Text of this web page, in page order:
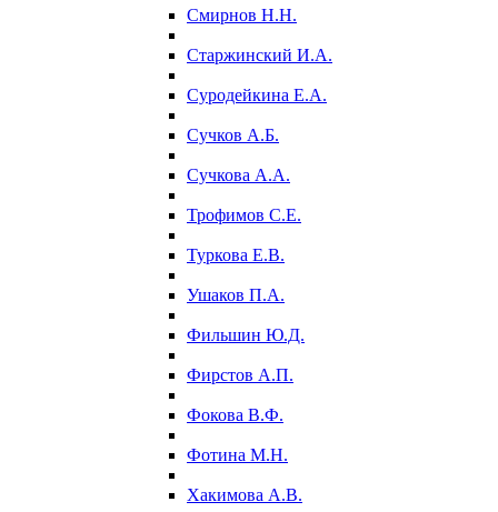
Смирнов Н.Н.
Старжинский И.А.
Суродейкина Е.А.
Сучков А.Б.
Сучкова А.А.
Трофимов С.Е.
Туркова Е.В.
Ушаков П.А.
Фильшин Ю.Д.
Фирстов А.П.
Фокова В.Ф.
Фотина М.Н.
Хакимова А.В.